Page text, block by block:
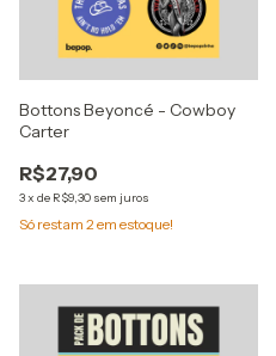
Bottons Beyoncé - Cowboy
Carter
R$27,90
3x de R$9,30 sem juros
Só restam 2em estoque!